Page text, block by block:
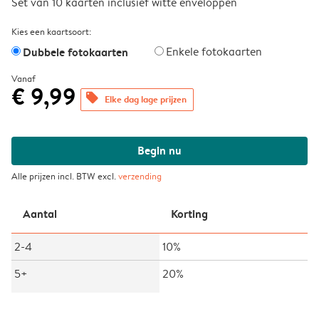
Kies een kaartsoort:
Dubbele fotokaarten Enkele fotokaarten
Vanaf
€ 9,99 offers Elke dag lage prijzen
Begin nu
Alle prijzen incl. BTW excl.verzending
Aantal Korting
2-4
10%
5+
20%